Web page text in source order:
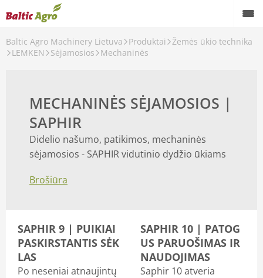
Baltic Agro Machinery Lietuva Produktai
Žemės ūkio technika
LEMKEN
Sėjamosios Mechaninės
MECHANINĖS SĖJAMOSIOS |
SAPHIR
Didelio našumo, patikimos, mechaninės
sėjamosios - SAPHIR vidutinio dydžio ūkiams
Brošiūra
SAPHIR 9 | PUIKIAI
PASKIRSTANTIS SĖK
LAS
Po neseniai atnaujintų
SAPHIR 10 | PATOG
US PARUOŠIMAS IR
NAUDOJIMAS
Saphir 10 atveria